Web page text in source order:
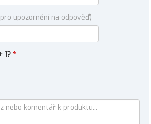
upozornění na odpověď)
1? *